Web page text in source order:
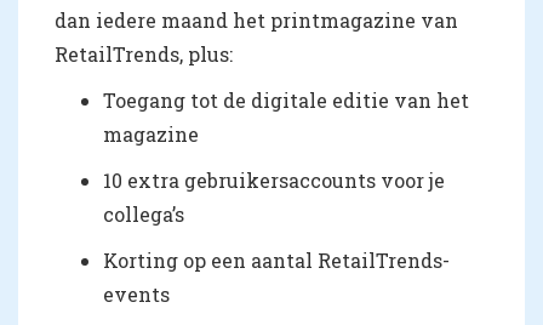
dan iedere maand het printmagazine van
RetailTrends, plus:
Toegang tot de digitale editie van het
magazine
10 extra gebruikersaccounts voor je
collega’s
Korting op een aantal RetailTrends-
events